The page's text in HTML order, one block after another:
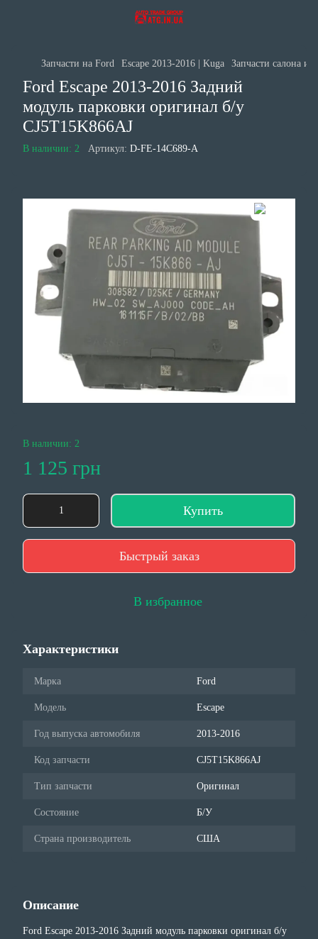
Запчасти на Ford Escape 2013-2016 | Kuga Запчасти салона и
Ford Escape 2013-2016 Задний
модуль парковки оригинал б/у
CJ5T15K866AJ
В наличии: 2 Артикул: D-FE-14C689-A
В наличии: 2
1 125 грн
Купить
Быстрый заказ
В избранное
Характеристики
Марка Ford
Модель Escape
Год выпуска автомобиля 2013-2016
Код запчасти CJ5T15K866AJ
Тип запчасти Оригинал
Состояние Б/У
Страна производитель США
Описание
Ford Escape 2013-2016 Задний модуль парковки оригинал б/у